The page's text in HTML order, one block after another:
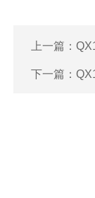
上一篇：
下一篇：